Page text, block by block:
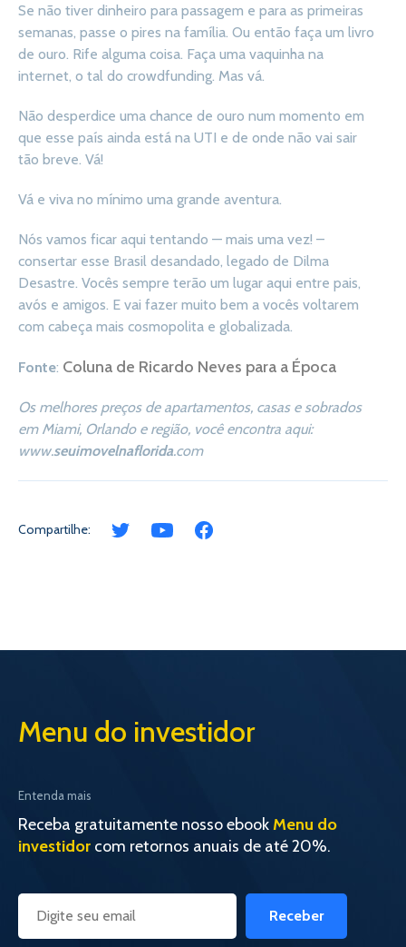
Se não tiver dinheiro para passagem e para as primeiras
semanas, passe o pires na família. Ou então faça um livro
de ouro. Rife alguma coisa. Faça uma vaquinha na
internet, o tal do crowdfunding. Mas vá.
Não desperdice uma chance de ouro num momento em
que esse país ainda está na UTI e de onde não vai sair
tão breve. Vá!
Vá e viva no mínimo uma grande aventura.
Nós vamos ficar aqui tentando — mais uma vez! –
consertar esse Brasil desandado, legado de Dilma
Desastre. Vocês sempre terão um lugar aqui entre pais,
avós e amigos. E vai fazer muito bem a vocês voltarem
com cabeça mais cosmopolita e globalizada.
Fonte: Coluna de Ricardo Neves para a Época
Os melhores preços de apartamentos, casas e sobrados
em Miami, Orlando e região, você encontra aqui:
www.seuimovelnaflorida.com
Compartilhe:
Menu do investidor
Entenda mais
Receba gratuitamente nosso ebookMenu do
investidor com retornos anuais de até 20%.
Receber